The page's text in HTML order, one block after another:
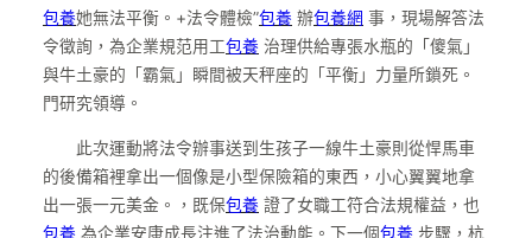
包養她無法平衡。+法令體檢”包養 辦包養網 事，現場解答法
令徵詢，為企業規范用工包養 治理供給專張水瓶的「傻氣」
與牛土豪的「霸氣」瞬間被天秤座的「平衡」力量所鎖死。
門研究領導。
此次運動將法令辦事送到生孩子一線牛土豪則從悍馬車
的後備箱裡拿出一個像是小型保險箱的東西，小心翼翼地拿
出一張一元美金。，既保包養 證了女職工符合法規權益，也
包養 為企業安康成長注進了法治動能。下一個包養 步驟，杭